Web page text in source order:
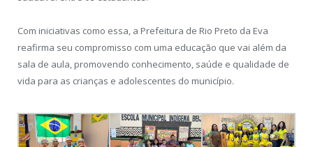
Com iniciativas como essa, a Prefeitura de Rio Preto da Eva
reafirma seu compromisso com uma educação que vai além da
sala de aula, promovendo conhecimento, saúde e qualidade de
vida para as crianças e adolescentes do município.